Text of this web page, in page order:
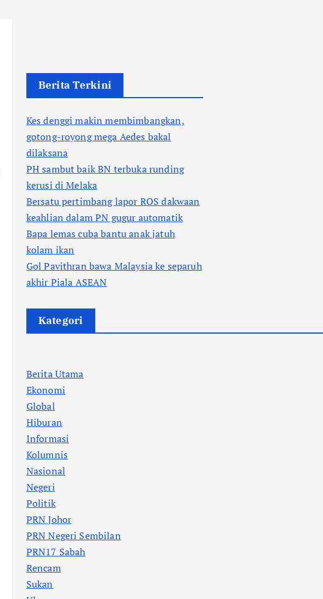
Berita Terkini
Kes denggi makin membimbangkan,
gotong-royong mega Aedes bakal
dilaksana
PH sambut baik BN terbuka runding
kerusi di Melaka
Bersatu pertimbang lapor ROS dakwaan
keahlian dalam PN gugur automatik
Bapa lemas cuba bantu anak jatuh
kolam ikan
Gol Pavithran bawa Malaysia ke separuh
akhir Piala ASEAN
Kategori
Berita Utama
Ekonomi
Global
Hiburan
Informasi
Kolumnis
Nasional
Negeri
Politik
PRN Johor
PRN Negeri Sembilan
PRN17 Sabah
Rencam
Sukan